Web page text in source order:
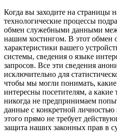
Когда вы заходите на страницы
технологические процессы
обмен служебными данными
нашим хостингом. В этот обмен
характеристики вашего
системы, сведения о языке
запросов. Все эти сведения
исключительно для
чтобы мы могли понимать, какие
интересны посетителям, а
никогда не предпринимаем
данные с конкретной личностью
этого прямо не требует
защита наших законных прав в